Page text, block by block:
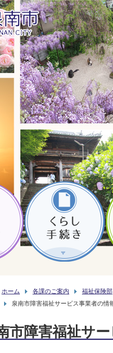
ホーム 各課のご案内 福祉保険部
泉南市障害福祉サービス事業者の情
市障害福祉サ